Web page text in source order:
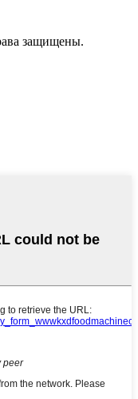
защищены.